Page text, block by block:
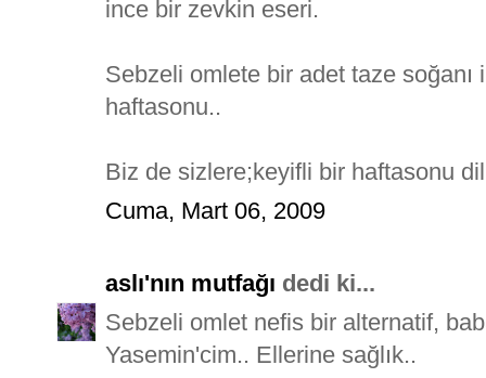
ince bir zevkin eseri.
Sebzeli omlete bir adet taze soğanı
haftasonu..
Biz de sizlere;keyifli bir haftasonu
Cuma, Mart 06, 2009
aslı'nın mutfağı dedi ki...
Sebzeli omlet nefis bir alternatif,
Yasemin'cim.. Ellerine sağlık..